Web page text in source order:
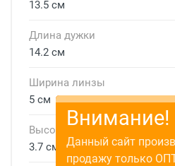
13.5 см
Длина дужки
14.2 см
Ширина линзы
5 см
Высота линзы
3.7 см
Внимание!
Данный сайт
продажу только